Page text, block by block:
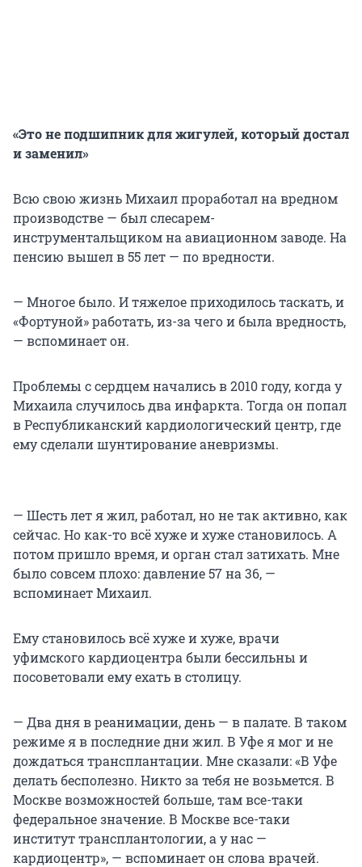
«Это не подшипник для жигулей, который достал
и заменил»
Всю свою жизнь Михаил проработал на вредном
производстве — был слесарем-
инструментальщиком на авиационном заводе. На
пенсию вышел в 55 лет — по вредности.
— Многое было. И тяжелое приходилось таскать, и
«Фортуной» работать, из-за чего и была вредность,
— вспоминает он.
Проблемы с сердцем начались в 2010 году, когда у
Михаила случилось два инфаркта. Тогда он попал
в Республиканский кардиологический центр, где
ему сделали шунтирование аневризмы.
— Шесть лет я жил, работал, но не так активно, как
сейчас. Но как-то всё хуже и хуже становилось. А
потом пришло время, и орган стал затихать. Мне
было совсем плохо: давление 57 на 36, —
вспоминает Михаил.
Ему становилось всё хуже и хуже, врачи
уфимского кардиоцентра были бессильны и
посоветовали ему ехать в столицу.
— Два дня в реанимации, день — в палате. В таком
режиме я в последние дни жил. В Уфе я мог и не
дождаться трансплантации. Мне сказали: «В Уфе
делать бесполезно. Никто за тебя не возьмется. В
Москве возможностей больше, там все-таки
федеральное значение. В Москве все-таки
институт трансплантологии, а у нас —
кардиоцентр», — вспоминает он слова врачей.